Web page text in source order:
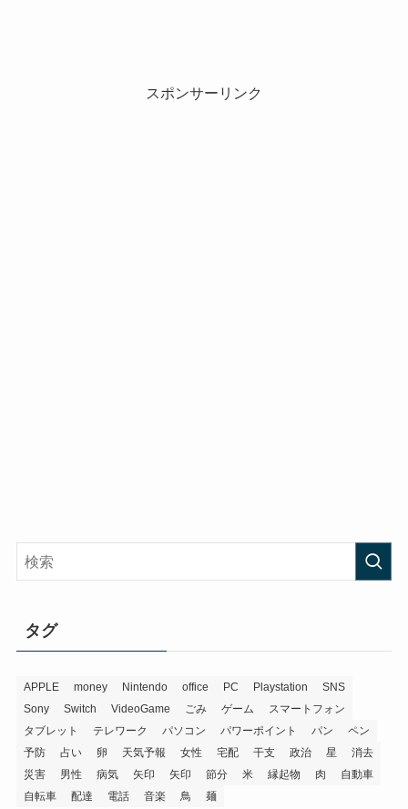
スポンサーリンク
タグ
APPLE money Nintendo office PC Playstation
SNS
Sony
Switch VideoGame ごみ ゲーム
スマートフォン
タブレット
テレワーク パソコン パワーポイント パン
ペン
予防
占い 卵 天気予報 女性 宅配 干支 政治 星
消去
災害
男性 病気 矢印 矢印 節分 米 縁起物 肉
自動車
自転車
配達 電話 音楽 鳥 麺